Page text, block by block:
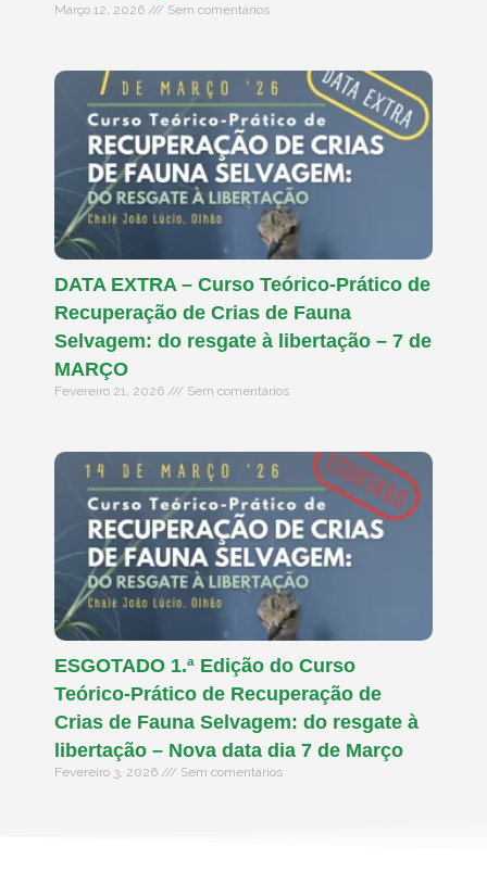
Março 12, 2026 Sem comentários
DATA EXTRA – Curso Teórico-Prático de
Recuperação de Crias de Fauna
Selvagem: do resgate à libertação – 7 de
MARÇO
Fevereiro 21, 2026 Sem comentários
ESGOTADO 1.ª Edição do Curso
Teórico-Prático de Recuperação de
Crias de Fauna Selvagem: do resgate à
libertação – Nova data dia 7 de Março
Fevereiro 3, 2026 Sem comentários